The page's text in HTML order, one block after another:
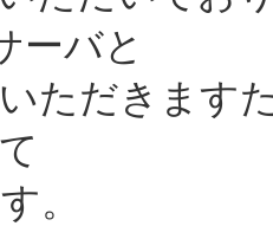
ーバと
ただきます
。